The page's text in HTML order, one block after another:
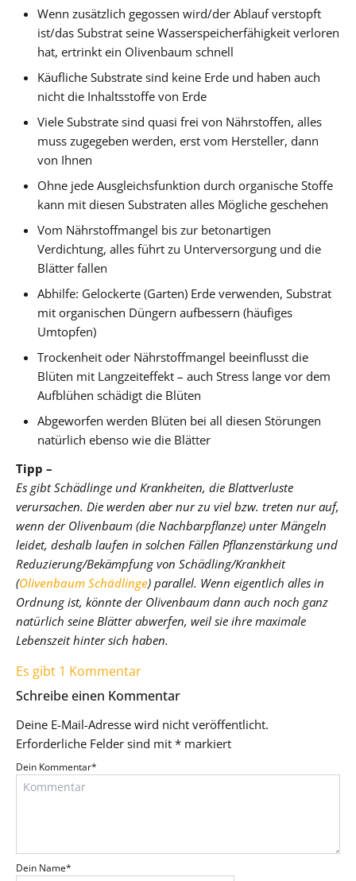
Wenn zusätzlich gegossen wird/der Ablauf verstopft
ist/das Substrat seine Wasserspeicherfähigkeit verloren
hat, ertrinkt ein Olivenbaum schnell
Käufliche Substrate sind keine Erde und haben auch
nicht die Inhaltsstoffe von Erde
Viele Substrate sind quasi frei von Nährstoffen, alles
muss zugegeben werden, erst vom Hersteller, dann
von Ihnen
Ohne jede Ausgleichsfunktion durch organische Stoffe
kann mit diesen Substraten alles Mögliche geschehen
Vom Nährstoffmangel bis zur betonartigen
Verdichtung, alles führt zu Unterversorgung und die
Blätter fallen
Abhilfe: Gelockerte (Garten) Erde verwenden, Substrat
mit organischen Düngern aufbessern (häufiges
Umtopfen)
Trockenheit oder Nährstoffmangel beeinflusst die
Blüten mit Langzeiteffekt – auch Stress lange vor dem
Aufblühen schädigt die Blüten
Abgeworfen werden Blüten bei all diesen Störungen
natürlich ebenso wie die Blätter
Tipp –
Es gibt Schädlinge und Krankheiten, die Blattverluste
verursachen. Die werden aber nur zu viel bzw. treten nur auf,
wenn der Olivenbaum (die Nachbarpflanze) unter Mängeln
leidet, deshalb laufen in solchen Fällen Pflanzenstärkung und
Reduzierung/Bekämpfung von Schädling/Krankheit
(Olivenbaum Schädlinge) parallel. Wenn eigentlich alles in
Ordnung ist, könnte der Olivenbaum dann auch noch ganz
natürlich seine Blätter abwerfen, weil sie ihre maximale
Lebenszeit hinter sich haben.
Es gibt 1 Kommentar
Schreibe einen Kommentar
Deine E-Mail-Adresse wird nicht veröffentlicht.
Erforderliche Felder sind mit * markiert
Dein Kommentar*
Dein Name*